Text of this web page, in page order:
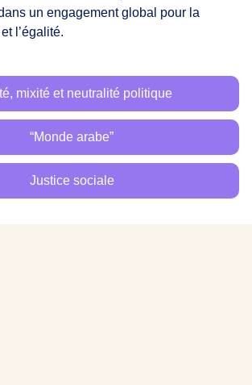
mixité et neutralité politique
“Monde arabe”
Justice sociale
un engagement global pour la
l’égalité.